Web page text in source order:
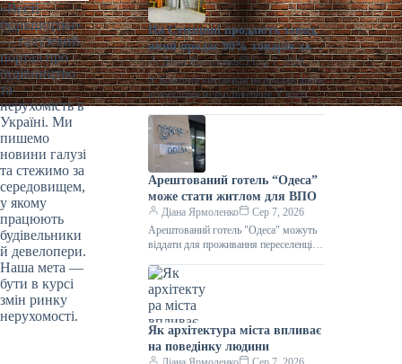
«Весті
будівництва»
— галузевий
портал про
будівництво
та
нерухомість в
Україні. Ми
пишемо
новини галузі
та стежимо за
середовищем,
у якому
працюють
будівельники
й девелопери.
Наша мета —
бути в курсі
змін ринку
нерухомості.
На Сумщині продають завод,
який продає 90% товарів за
кордон
Діана Ярмоленко
Сер 7, 2026
У Конотопі виставили на продаж діюче
агропідприємство/Inventure У місті
Конотоп Сумської області виставили
на продаж 100% корпоративних прав
діючого агропереробного
Арештований готель “Одеса”
може стати житлом для ВПО
Діана Ярмоленко
Сер 7, 2026
Арештований готель "Одеса" можуть
віддати для проживання переселенців /
може стати першим арештованим
об’єктом нерухомості,
Як архітектура міста впливає
на поведінку людини